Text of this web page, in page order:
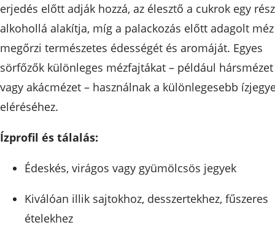
erjedés előtt adják hozzá, az élesztő a cukrok egy
alkohollá alakítja, míg a palackozás előtt adagolt méz
megőrzi természetes édességét és aromáját. Egyes
sörfőzők különleges mézfajtákat – például hársmézet
vagy akácmézet – használnak a különlegesebb
eléréséhez.
Ízprofil és tálalás:
Édeskés, virágos vagy gyümölcsös jegyek
Kiválóan illik sajtokhoz, desszertekhez, fűszeres
ételekhez